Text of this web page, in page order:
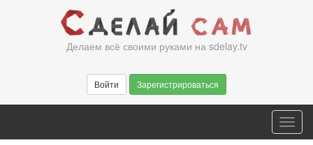
Делаем всё своими руками на sdelay.tv
Войти Зарегистрироваться